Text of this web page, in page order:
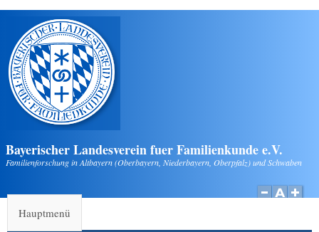
Direkt zum Inhalt
Bayerischer Landesverein fuer Familienkunde e.V.
Familienforschung in Altbayern (Oberbayern, Niederbayern, Oberpfalz) und Schwaben
Hauptmenü